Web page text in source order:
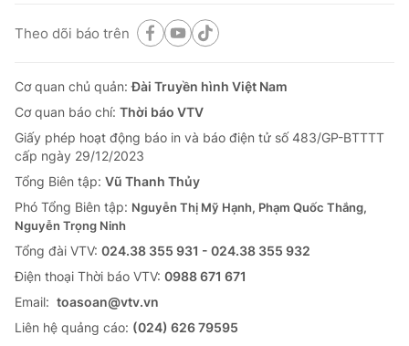
Theo dõi báo trên
Cơ quan chủ quản:Đài Truyền hình Việt Nam
Cơ quan báo chí: Thời báo VTV
Giấy phép hoạt động báo in và báo điện tử số 483/GP-BTTTT
cấp ngày 29/12/2023
Tổng Biên tập: Vũ Thanh Thủy
Phó Tổng Biên tập: Nguyễn Thị Mỹ Hạnh, Phạm Quốc Thắng,
Nguyễn Trọng Ninh
Tổng đài VTV: 024.38 355 931 - 024.38 355 932
Ðiện thoại Thời báo VTV: 0988 671 671
Email: toasoan@vtv.vn
Liên hệ quảng cáo: (024) 626 79595